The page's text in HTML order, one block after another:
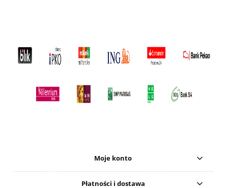
Moje konto
Płatności i dostawa